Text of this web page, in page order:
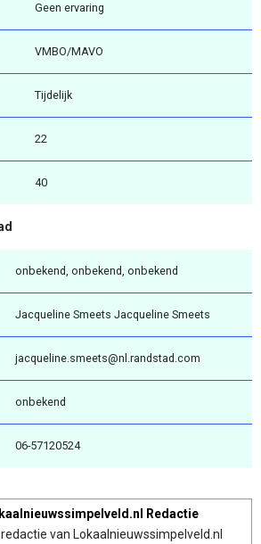
Geen ervaring
VMBO/MAVO
Tijdelijk
22
40
onbekend, onbekend, onbekend
Jacqueline Smeets Jacqueline Smeets
jacqueline.smeets@nl.randstad.com
onbekend
06-57120524
Redactie
redactie van Lokaalnieuwssimpelveld.nl